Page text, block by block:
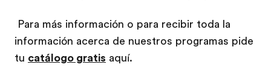
Para más información o para recibir toda la
información acerca de nuestros programas pide
tu catálogo gratis aquí.